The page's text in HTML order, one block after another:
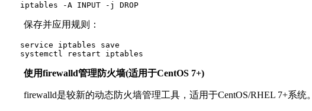
iptables -A INPUT -j DROP
保存并应用规则：
service iptables save
systemctl restart iptables
使用firewalld管理防火墙(适用于CentOS 7+)
firewalld是较新的动态防火墙管理工具，适用于CentOS/RHEL 7+系统。